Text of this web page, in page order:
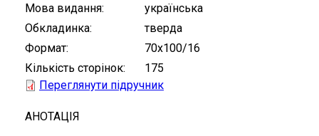
Мова видання
українська
Обкладинка
тверда
Формат
70х100/16
Кількість сторінок
175
Переглянути підручник
АНОТАЦІЯ